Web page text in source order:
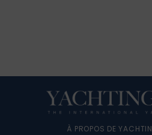
À PROPOS DE